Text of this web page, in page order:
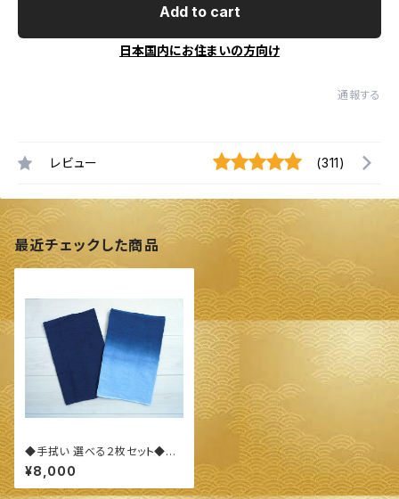
Add to cart
日本国内にお住まいの方向け
通報する
レビュー (311)
最近チェックした商品
◆手拭い 選べる２枚セット◆
～100%オーガニックすくも使用
醗酵建て伊勢藍染～
¥8,000